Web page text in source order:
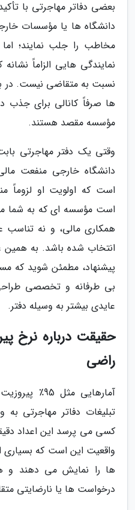
بعضی دفاتر مهاجرتی با
دانشگاه ها یا مؤسسات
مخاطب را جلب نمایند؛
نمایندگی هایی الزاماً
نسبت به متقاضی نیست. در
ها صرفاً کانالی برای جذب
مؤسسه مقصد هستند.
وقتی یک دفتر مهاجرتی
دانشگاه خارجی منفعت
است که اولویت او لزوماً
است مؤسسه ای که به شما
همکاری مالی، و نه تناسب
انتخاب شده باشد. به
پیشنهاد، مطمئن شوید که
بی طرفانه و تخصصی
عایدی بیشتر به وسیله دفتر.
حقیقت درباره نرخ
راضی
آمارهایی
تبلیغات دفاتر مهاجرتی به
کسی می پرسد این اعداد
واقعیت این است که بسیاری
ها را نمایش می دهند و
درخواست ها یا نارضایتی